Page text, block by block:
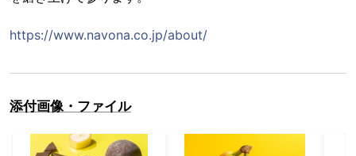
https://www.navona.co.jp/about/
添付画像・ファイル